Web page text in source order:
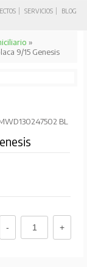
SERVICIOS
BLOG
»
9/15 Genesis
BL